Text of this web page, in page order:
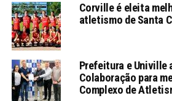
Corville é eleita
atletismo de Santa
Prefeitura e Univille
Colaboração para
Complexo de